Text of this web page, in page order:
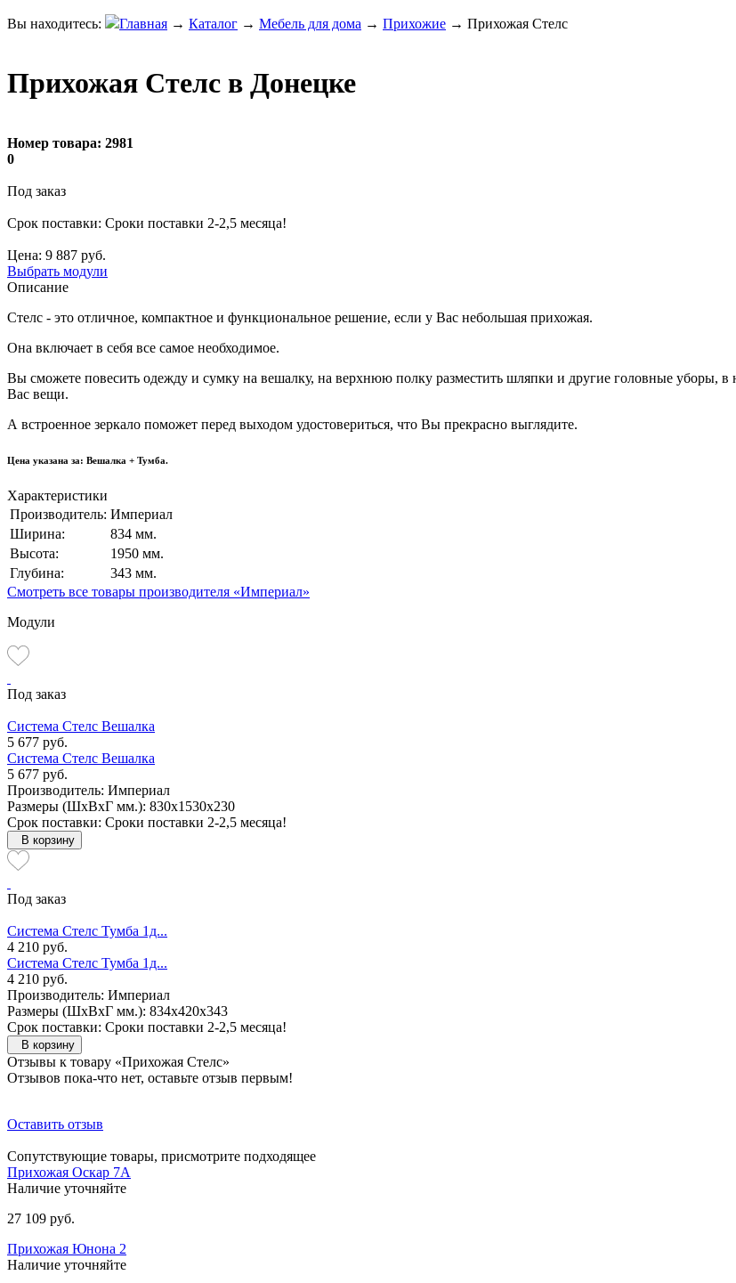
Вы находитесь: Главная → Каталог → Мебель для дома → Прихожие → Прихожая Стелс
Прихожая Стелс в Донецке
Номер товара: 2981
0
Под заказ
Cрок поставки: Сроки поставки 2-2,5 месяца!
Цена: 9 887 руб.
Выбрать модули
Описание
Стелс - это отличное, компактное и функциональное решение, если у Вас небольшая прихожая.
Она включает в себя все самое необходимое.
Вы сможете повесить одежду и сумку на вешалку, на верхнюю полку разместить шляпки и другие головные уборы,
Вас вещи.
А встроенное зеркало поможет перед выходом удостовериться, что Вы прекрасно выглядите.
Цена указана за: Вешалка + Тумба.
Характеристики
Производитель: Империал
Ширина:
834 мм.
Высота:
1950 мм.
Глубина:
343 мм.
Смотреть все товары производителя «Империал»
Модули
Под заказ
Система Стелс Вешалка
5 677 руб.
Система Стелс Вешалка
5 677 руб.
Производитель: Империал
Размеры (ШxВxГ мм.): 830x1530x230
Срок поставки: Сроки поставки 2-2,5 месяца!
В корзину
Под заказ
Система Стелс Тумба 1д...
4 210 руб.
Система Стелс Тумба 1д...
4 210 руб.
Производитель: Империал
Размеры (ШxВxГ мм.): 834x420x343
Срок поставки: Сроки поставки 2-2,5 месяца!
В корзину
Отзывы к товару «Прихожая Стелс»
Отзывов пока-что нет, оставьте отзыв первым!
Оставить отзыв
Сопутствующие товары, присмотрите подходящее
Прихожая Оскар 7А
Наличие уточняйте
27 109 руб.
Прихожая Юнона 2
Наличие уточняйте